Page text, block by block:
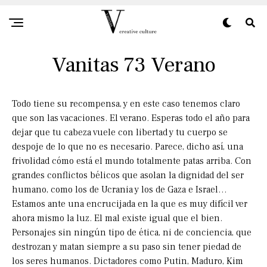
Vanitas 73 Verano
Todo tiene su recompensa, y en este caso tenemos claro
que son las vacaciones. El verano. Esperas todo el año para
dejar que tu cabeza vuele con libertad y tu cuerpo se
despoje de lo que no es necesario. Parece, dicho así, una
frivolidad cómo está el mundo totalmente patas arriba. Con
grandes conflictos bélicos que asolan la dignidad del ser
humano, como los de Ucrania y los de Gaza e Israel…
Estamos ante una encrucijada en la que es muy difícil ver
ahora mismo la luz. El mal existe igual que el bien.
Personajes sin ningún tipo de ética, ni de conciencia, que
destrozan y matan siempre a su paso sin tener piedad de
los seres humanos. Dictadores como Putin, Maduro, Kim